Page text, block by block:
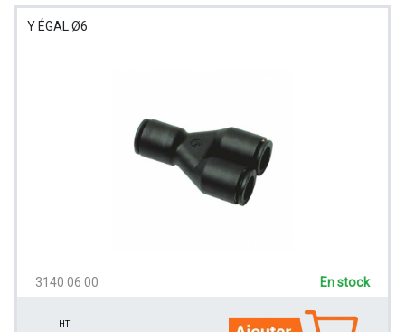
Y ÉGAL Ø6
3140 06 00 En stock
HT